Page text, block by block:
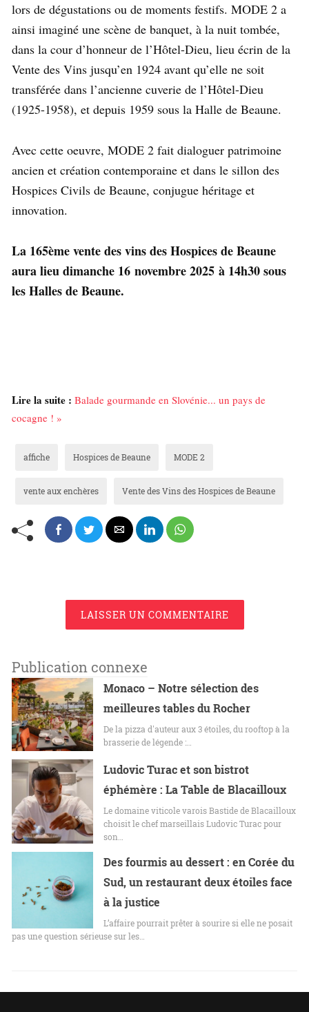
lors de dégustations ou de moments festifs. MODE 2 a
ainsi imaginé une scène de banquet, à la nuit tombée,
dans la cour d’honneur de l’Hôtel-Dieu, lieu écrin de la
Vente des Vins jusqu’en 1924 avant qu’elle ne soit
transférée dans l’ancienne cuverie de l’Hôtel-Dieu
(1925-1958), et depuis 1959 sous la Halle de Beaune.
Avec cette oeuvre, MODE 2 fait dialoguer patrimoine
ancien et création contemporaine et dans le sillon des
Hospices Civils de Beaune, conjugue héritage et
innovation.
La 165ème vente des vins des Hospices de Beaune
aura lieu dimanche 16 novembre 2025 à 14h30 sous
les Halles de Beaune.
Lire la suite : Balade gourmande en Slovénie... un pays de
cocagne ! »
affiche Hospices de Beaune MODE 2
vente aux enchères Vente des Vins des Hospices de Beaune
LAISSER UN COMMENTAIRE
Publication connexe
Monaco – Notre sélection des
meilleures tables du Rocher
De la pizza d'auteur aux 3 étoiles, du rooftop à la
brasserie de légende :…
Ludovic Turac et son bistrot
éphémère : La Table de Blacailloux
Le domaine viticole varois Bastide de Blacailloux
choisit le chef marseillais Ludovic Turac pour
son…
Des fourmis au dessert : en Corée du
Sud, un restaurant deux étoiles face
à la justice
L’affaire pourrait prêter à sourire si elle ne posait
pas une question sérieuse sur les…